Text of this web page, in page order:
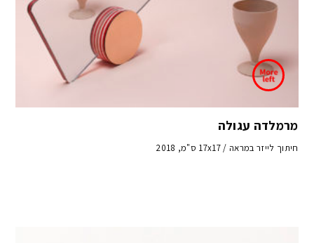
מרמלדה עגולה
חיתוך לייזר במראה / 17x17 ס"מ, 2018